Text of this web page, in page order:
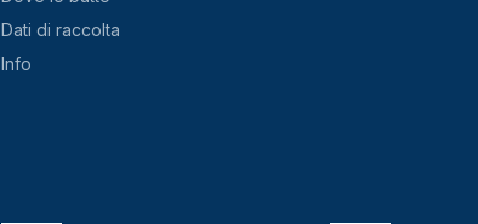
Dati di raccolta
Info